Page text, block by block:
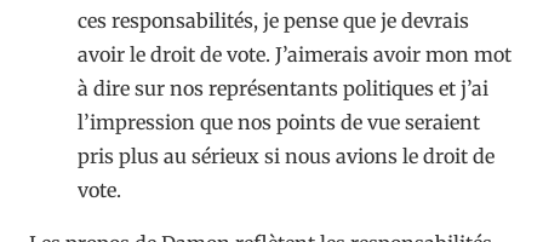
ces responsabilités, je pense que je devrais
avoir le droit de vote. J’aimerais avoir mon mot
à dire sur nos représentants politiques et j’ai
l’impression que nos points de vue seraient
pris plus au sérieux si nous avions le droit de
vote.